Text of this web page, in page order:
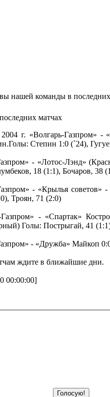
нашей команды в
матчах
г. «Волгарь-Газпром»
Степин 1:0 (`24),
- «Лотос-Лэнд»
18 (1:1), Бочаров,
- «Крылья
Троян, 71 (2:0)
Газпром» - «Спартак»
Голы: Пострыгай, 41
- «Дружба» Майкоп
ждите в ближайшие дни.
00:00:00]